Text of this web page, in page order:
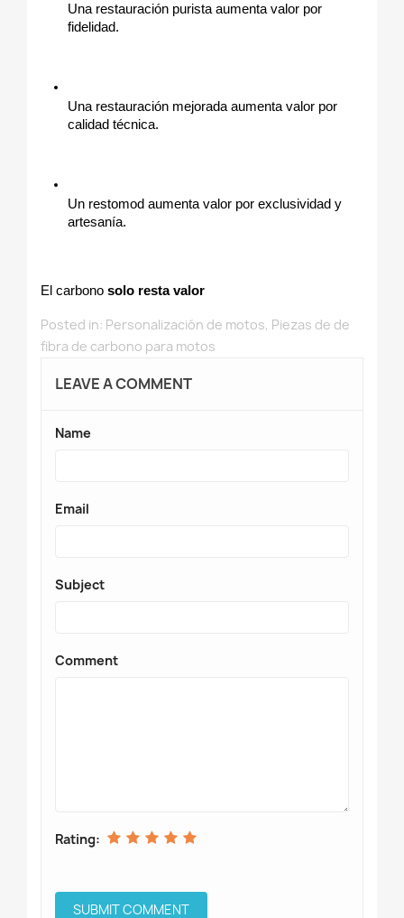
Una restauración purista aumenta valor por
fidelidad.
Una restauración mejorada aumenta valor por
calidad técnica.
Un restomod aumenta valor por exclusividad y
artesanía.
El carbono solo resta valor
Posted in: Personalización de motos, Piezas de de
fibra de carbono para motos
LEAVE A COMMENT
Name
Email
Subject
Comment
Rating: